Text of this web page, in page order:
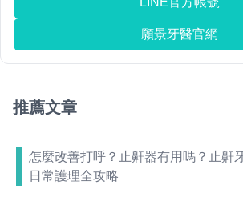
願景牙醫官網
推薦文章
怎麼改善打呼？止鼾器有用嗎？止鼾
日常護理全攻略